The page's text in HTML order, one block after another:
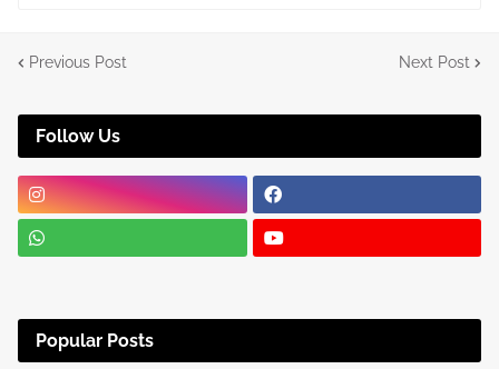
Previous Post Next Post
Follow Us
Popular Posts